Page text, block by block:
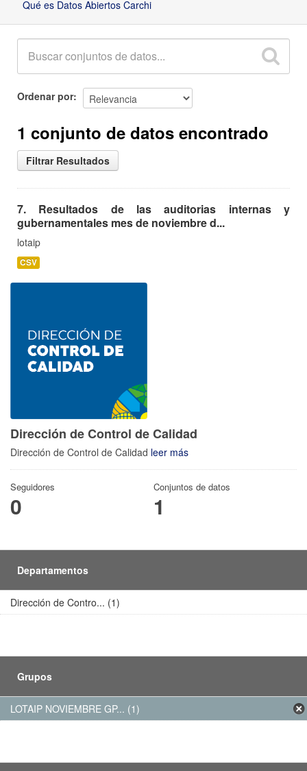
Qué es Datos Abiertos Carchi
Ordenar por
1 conjunto de datos encontrado
Filtrar Resultados
7. Resultados de las auditorias internas y
gubernamentales mes de noviembre d...
lotaip
CSV
Dirección de Control de Calidad
Dirección de Control de Calidad leer más
Seguidores
0
Conjuntos de datos
1
Departamentos
Dirección de Contro... (1)
Grupos
LOTAIP NOVIEMBRE GP... (1)